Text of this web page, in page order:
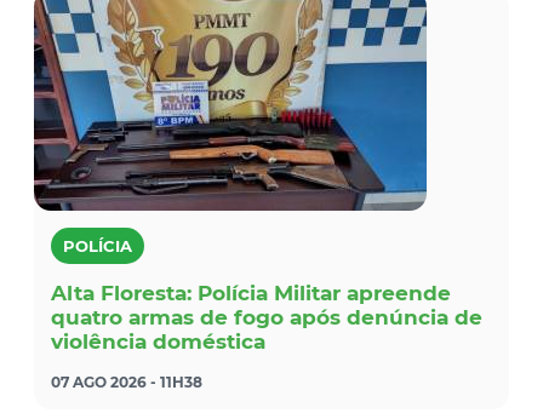
POLÍCIA
Alta Floresta: Polícia Militar apreende
quatro armas de fogo após denúncia de
violência doméstica
07 AGO 2026 - 11H38